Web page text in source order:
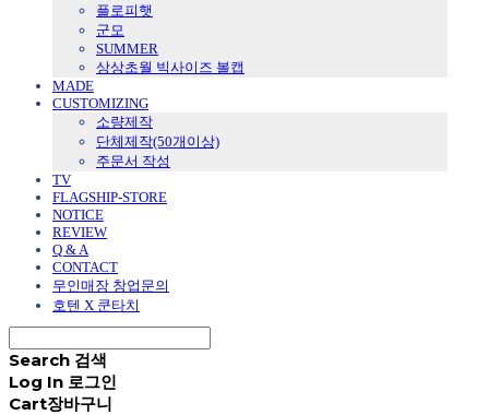
플로피햇
군모
SUMMER
상상초월 빅사이즈 볼캡
MADE
CUSTOMIZING
소량제작
단체제작(50개이상)
주문서 작성
TV
FLAGSHIP-STORE
NOTICE
REVIEW
Q & A
CONTACT
무인매장 창업문의
호텐 X 쿤타치
Search 검색
Log In 로그인
Cart장바구니